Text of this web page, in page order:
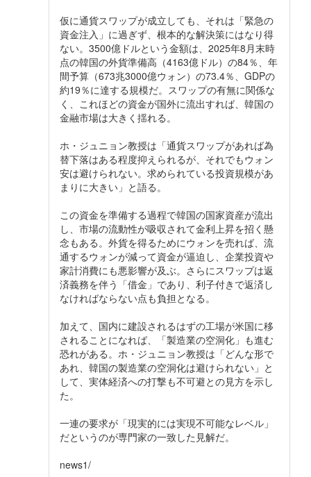
仮に通貨スワップが成立しても、それは「緊急の
資金注入」に過ぎず、根本的な解決策にはなり得
ない。3500億ドルという金額は、2025年8月末時
点の韓国の外貨準備高（4163億ドル）の84％、年
間予算（673兆3000億ウォン）の73.4％、GDPの
約19％に達する規模だ。スワップの有無に関係な
く、これほどの資金が国外に流出すれば、韓国の
金融市場は大きく揺れる。
ホ・ジュニョン教授は「通貨スワップがあれば為
替下落はある程度抑えられるが、それでもウォン
安は避けられない。求められている投資規模があ
まりに大きい」と語る。
この資金を準備する過程で韓国の国家資産が流出
し、市場の流動性が吸収されて金利上昇を招く懸
念もある。外貨を得るためにウォンを売れば、流
通するウォンが減って資金が逼迫し、企業投資や
家計消費にも悪影響が及ぶ。さらにスワップは返
済義務を伴う「借金」であり、利子付きで返済し
なければならない点も負担となる。
加えて、国内に建設されるはずの工場が米国に移
されることになれば、「製造業の空洞化」も進む
恐れがある。ホ・ジュニョン教授は「どんな形で
あれ、韓国の製造業の空洞化は避けられない」と
して、実体経済への打撃も不可避との見方を示し
た。
一連の要求が「現実的には実現不可能なレベル」
だというのが専門家の一致した見解だ。
news1/